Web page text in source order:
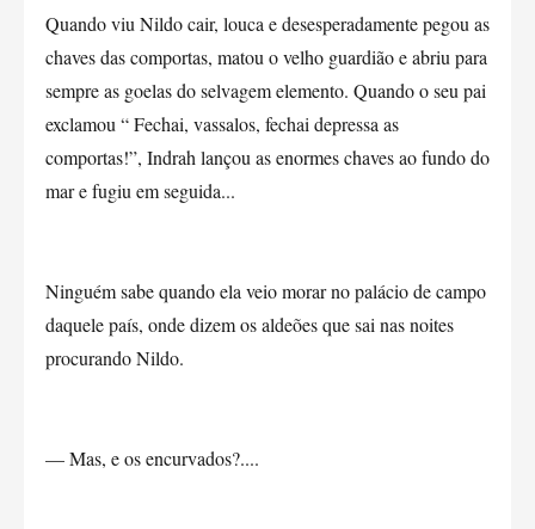
Quando viu Nildo cair, louca e desesperadamente pegou as
chaves das comportas, matou o velho guardião e abriu para
sempre as goelas do selvagem elemento. Quando o seu pai
exclamou “ Fechai, vassalos, fechai depressa as
comportas!”, Indrah lançou as enormes chaves ao fundo do
mar e fugiu em seguida...
Ninguém sabe quando ela veio morar no palácio de campo
daquele país, onde dizem os aldeões que sai nas noites
procurando Nildo.
— Mas, e os encurvados?....